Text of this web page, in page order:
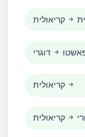
קריאולית
דוגרי
קריאולית
קריאולית